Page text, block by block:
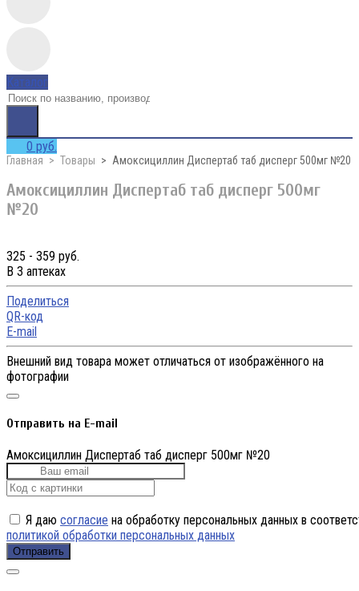
Каталог
0 руб.
Главная Товары Амоксициллин Диспертаб таб дисперг 500мг №20
Амоксициллин Диспертаб таб дисперг 500мг
№20
325 - 359 руб.
В 3 аптеках
Поделиться
QR-код
E-mail
Внешний вид товара может отличаться от изображённого на
фотографии
Отправить на E-mail
Амоксициллин Диспертаб таб дисперг 500мг №20
Я даю согласие на обработку персональных данных в
политикой обработки персональных данных
Отправить